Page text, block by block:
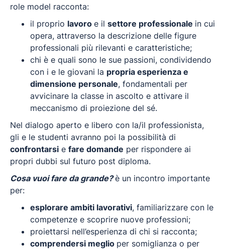
role model racconta:
il proprio lavoro e il settore professionale in cui
opera, attraverso la descrizione delle figure
professionali più rilevanti e caratteristiche;
chi è e quali sono le sue passioni, condividendo
con i e le giovani la propria esperienza e
dimensione personale, fondamentali per
avvicinare la classe in ascolto e attivare il
meccanismo di proiezione del sé.
Nel dialogo aperto e libero con la/il professionista,
gli e le studenti avranno poi la possibilità di
confrontarsi e fare domande per rispondere ai
propri dubbi sul futuro post diploma.
Cosa vuoi fare da grande? è un incontro importante
per:
esplorare ambiti lavorativi, familiarizzare con le
competenze e scoprire nuove professioni;
proiettarsi nell’esperienza di chi si racconta;
comprendersi meglio per somiglianza o per